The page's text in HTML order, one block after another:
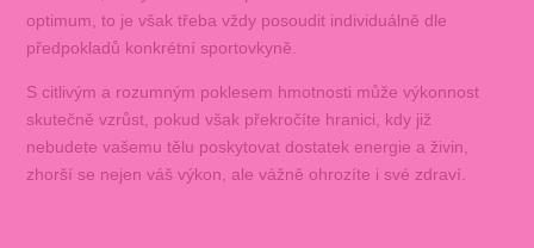
optimum, to je však třeba vždy posoudit individuálně dle
předpokladů konkrétní sportovkyně.
S citlivým a rozumným poklesem hmotnosti může výkonnost
skutečně vzrůst, pokud však překročíte hranici, kdy již
nebudete vašemu tělu poskytovat dostatek energie a živin,
zhorší se nejen váš výkon, ale vážně ohrozíte i své zdraví.